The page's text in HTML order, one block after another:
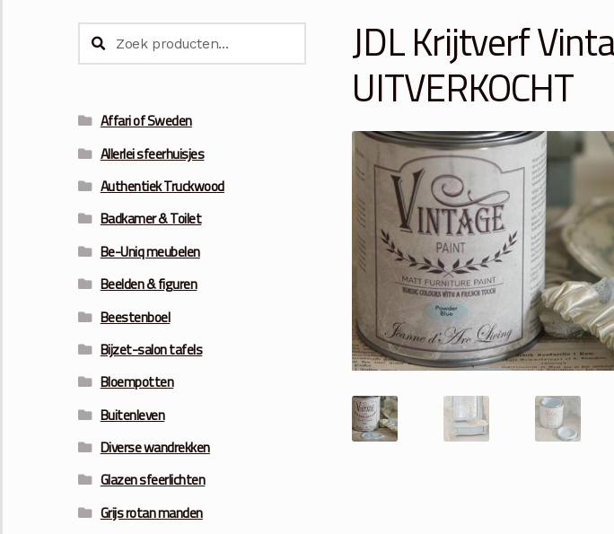
JDL Krijtverf
UITVERKOCHT
Zoeken
naar:Zoeken
Affari of Sweden
Allerlei sfeerhuisjes
Authentiek Truckwood
Badkamer & Toilet
Be-Uniq meubelen
Beelden & figuren
Beestenboel
Bijzet-salon tafels
Bloempotten
Buitenleven
Diverse wandrekken
Glazen sfeerlichten
Grijs rotan manden